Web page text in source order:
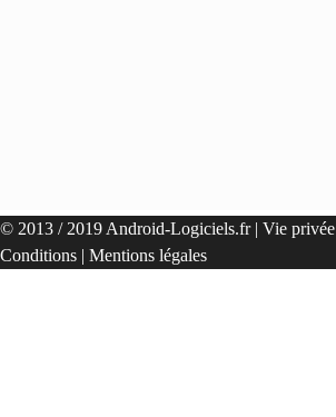
© 2013 / 2019 Android-Logiciels.fr | Vie privée
Conditions | Mentions légales